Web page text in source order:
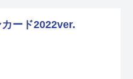
ード2022ver.